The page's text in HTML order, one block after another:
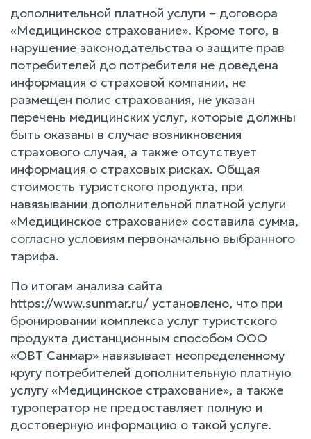
дополнительной платной услуги – договора
«Медицинское страхование». Кроме того, в
нарушение законодательства о защите прав
потребителей до потребителя не доведена
информация о страховой компании, не
размещен полис страхования, не указан
перечень медицинских услуг, которые должны
быть оказаны в случае возникновения
страхового случая, а также отсутствует
информация о страховых рисках. Общая
стоимость туристского продукта, при
навязывании дополнительной платной услуги
«Медицинское страхование» составила сумма,
согласно условиям первоначально выбранного
тарифа.
По итогам анализа сайта
https://www.sunmar.ru/ установлено, что при
бронировании комплекса услуг туристского
продукта дистанционным способом ООО
«ОВТ Санмар» навязывает неопределенному
кругу потребителей дополнительную платную
услугу «Медицинское страхование», а также
туроператор не предоставляет полную и
достоверную информацию о такой услуге.